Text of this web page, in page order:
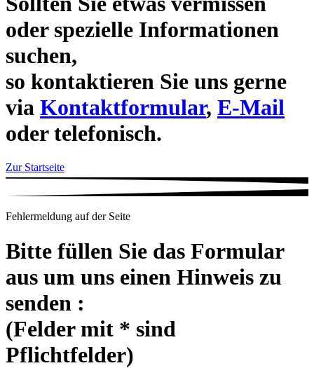
oder spezielle Informationen
suchen,
so kontaktieren Sie uns gerne
via Kontaktformular, E-Mail
oder telefonisch.
Zur Startseite
Fehlermeldung auf der Seite
Bitte füllen Sie das Formular
aus um uns einen Hinweis zu
senden :
(Felder mit * sind
Pflichtfelder)